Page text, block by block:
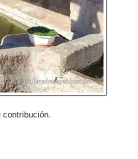
contribución.